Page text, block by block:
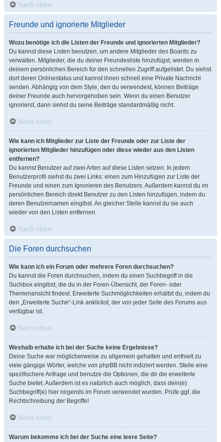
Nach oben
Freunde und ignorierte Mitglieder
Wozu benötige ich die Listen der Freunde und ignorierten Mitglieder?
Du kannst diese Listen benutzen, um andere Mitglieder des Boards zu
verwalten. Mitglieder, die du deiner Freundesliste hinzufügst, werden in
deinem persönlichen Bereich für den schnellen Zugriff aufgelistet. Du siehst
dort deren Onlinestatus und kannst ihnen schnell eine Private Nachricht
senden. Abhängig von dem Style, den du verwendest, können Beiträge
deiner Freunde auch hervorgehoben sein. Wenn du einen Benutzer
ignorierst, dann siehst du seine Beiträge standardmäßig nicht.
Nach oben
Wie kann ich Mitglieder zur Liste der Freunde oder zur Liste der
ignorierten Mitglieder hinzufügen oder diese wieder aus den Listen
entfernen?
Du kannst Benutzer auf zwei Arten auf diese Listen setzen: In jedem
Benutzerprofil siehst du zwei Links: einen zum Hinzufügen zur Liste der
Freunde und einen zum Ignorieren des Benutzers. Außerdem kannst du im
persönlichen Bereich direkt Benutzer zu den Listen hinzufügen, indem du
deren Benutzernamen eingibst. An gleicher Stelle kannst du sie auch
wieder von den Listen entfernen.
Nach oben
Die Foren durchsuchen
Wie kann ich ein Forum oder mehrere Foren durchsuchen?
Du kannst die Foren durchsuchen, indem du einen Suchbegriff in die
Suchbox eingibst, die du in der Foren-Übersicht, der Foren- oder
Themenansicht findest. Erweiterte Suchmöglichkeiten erhältst du, indem du
den „Erweiterte Suche“-Link anklickst, der von jeder Seite des Forums aus
verfügbar ist.
Nach oben
Weshalb erhalte ich bei der Suche keine Ergebnisse?
Deine Suche war möglicherweise zu allgemein gehalten und enthielt zu
viele gängige Wörter, welche von phpBB nicht indiziert werden. Stelle eine
spezifischere Anfrage und benutze die Optionen, die dir die erweiterte
Suche bietet. Außerdem ist es natürlich auch möglich, dass dein(e)
Suchbegriff(e) hier nirgends im Forum verwendet wurden. Prüfe ggf. die
Rechtschreibung der Begriffe!
Nach oben
Warum bekomme ich bei der Suche eine leere Seite?